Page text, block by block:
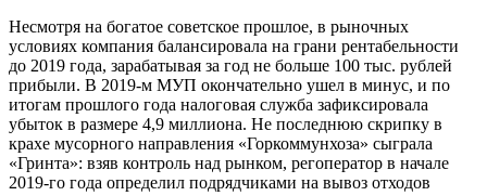
Несмотря на богатое советское прошлое, в рыночных
условиях компания балансировала на грани рентабельности
до 2019 года, зарабатывая за год не больше 100 тыс. рублей
прибыли. В 2019-м МУП окончательно ушел в минус, и по
итогам прошлого года налоговая служба зафиксировала
убыток в размере 4,9 миллиона. Не последнюю скрипку в
крахе мусорного направления «Горкоммунхоза» сыграла
«Гринта»: взяв контроль над рынком, регоператор в начале
2019-го года определил подрядчиками на вывоз отходов